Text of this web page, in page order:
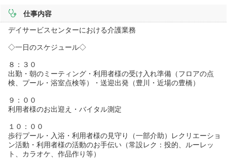
仕事内容
デイサービスセンターにおける介護業務
◇一日のスケジュール◇
８：３０
出勤・朝のミーティング・利用者様の受け入れ準備（フロアの点
検、プール・浴室点検等）・送迎出発（豊川・近場の豊橋）
９：００
利用者様のお出迎え・バイタル測定
１０：００
歩行プール・入浴・利用者様の見守り（一部介助）レクリエーショ
ン活動・利用者様の活動のお手伝い（常設レク：投的、ルーレッ
ト、カラオケ、作品作り等）